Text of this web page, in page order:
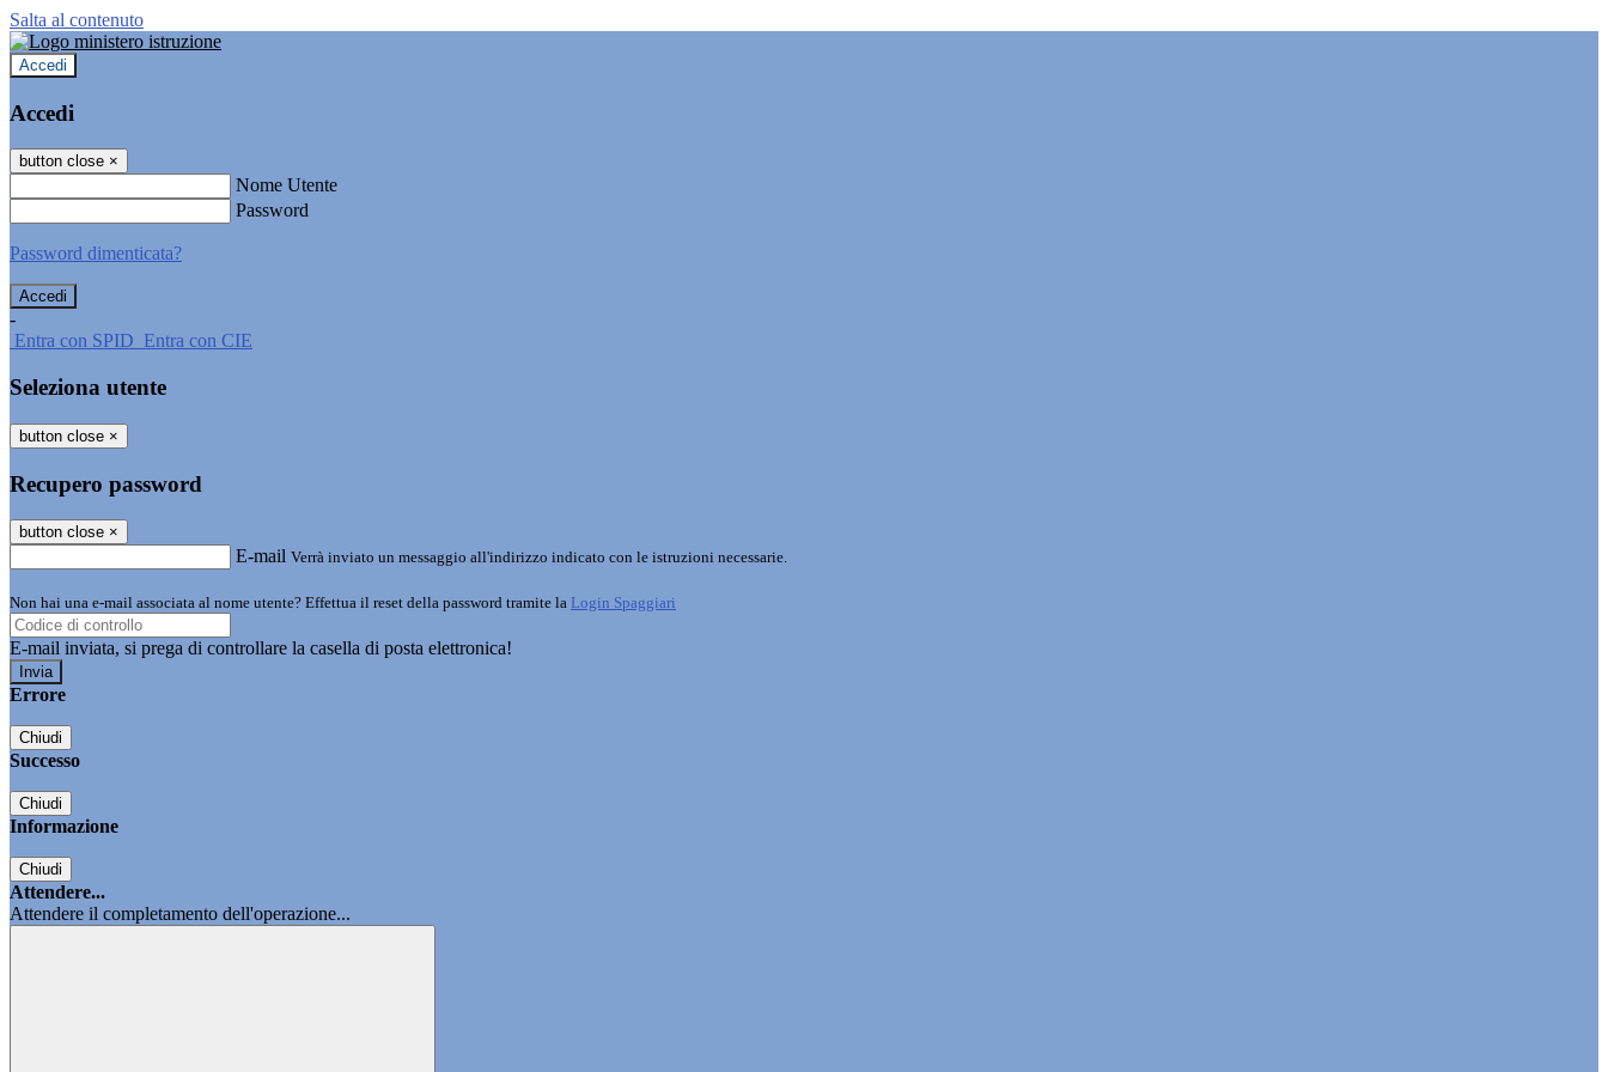
Salta al contenuto
Accedi
Accedi
button close ×
Nome Utente
Password
Password dimenticata?
-
Entra con SPID Entra con CIE
Seleziona utente
button close ×
Recupero password
button close ×
E-mail Verrà inviato un messaggio all'indirizzo indicato con le istruzioni necessarie.
Non hai una e-mail associata al nome utente? Effettua il reset della password tramite la Login Spaggiari
E-mail inviata, si prega di controllare la casella di posta elettronica!
Errore
Chiudi
Successo
Chiudi
Informazione
Chiudi
Attendere...
Attendere il completamento dell'operazione...